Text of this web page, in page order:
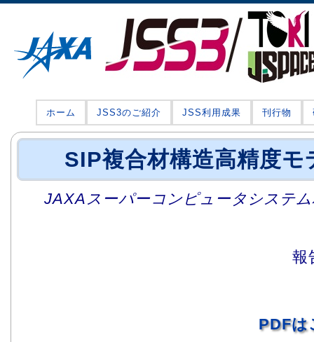
ホーム JSS3のご紹介 JSS利用成果 刊行物
SIP複合材構造高精度モ
JAXAスーパーコンピュータシステ
報
PDFは